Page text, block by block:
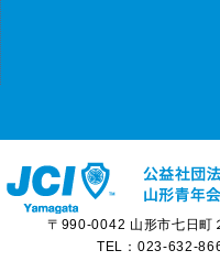
〒990-0042 山形市七日町
TEL：023-632-